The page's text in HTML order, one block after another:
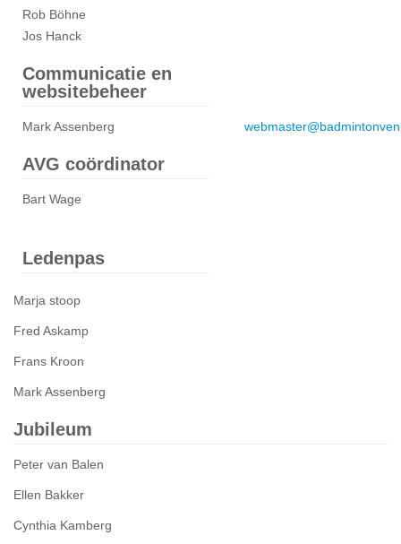
Rob Böhne
Jos Hanck
Communicatie en
websitebeheer
Mark Assenberg
AVG coördinator
Bart Wage
Ledenpas
Marja stoop
Fred Askamp
Frans Kroon
Mark Assenberg
Jubileum
Peter van Balen
Ellen Bakker
Cynthia Kamberg